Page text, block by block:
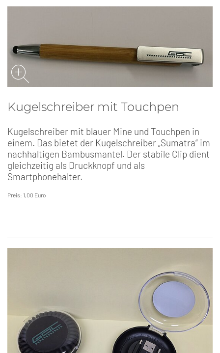
Kugelschreiber mit Touchpen
Kugelschreiber mit blauer Mine und Touchpen in
einem. Das bietet der Kugelschreiber „Sumatra“ im
nachhaltigen Bambusmantel. Der stabile Clip dient
gleichzeitig als Druckknopf und als
Smartphonehalter.
Preis: 1,00 Euro